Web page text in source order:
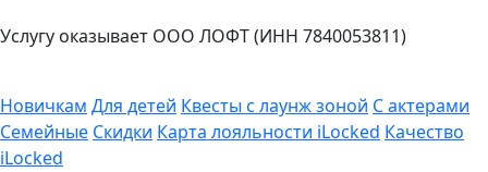
Услугу оказывает ООО ЛОФТ (ИНН 7840053811)
Новичкам Для детей Квесты с лаунж зоной С актерами
Семейные Скидки Карта лояльности iLocked Качество
iLocked